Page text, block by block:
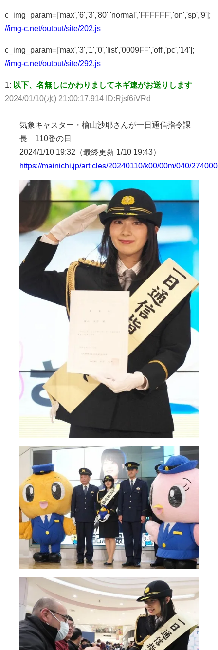
c_img_param=['max','6','3','80','normal','FFFFFF','on','sp','9'];
//img-c.net/output/site/202.js
c_img_param=['max','3','1','0','list','0009FF','off','pc','14'];
//img-c.net/output/site/292.js
1: 以下、名無しにかわりましてネギ速がお送りします
2024/01/10(水) 21:00:17.914 ID:Rjsf6iVRd
気象キャスター・檜山沙耶さんが一日通信指令課
長 110番の日
2024/1/10 19:32（最終更新 1/10 19:43）
https://mainichi.jp/articles/20240110/k00/00m/040/